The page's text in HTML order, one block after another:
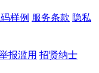
样例 服务条款 隐私
报滥用 招贤纳士